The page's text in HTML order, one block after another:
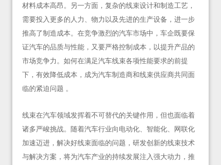
材料成本高昂。另一方面，复杂的线束设计和制造工艺，
需要投入更多的人力、物力以及先进的生产设备，进一步
推高了制造成本。在竞争激烈的汽车市场中，车企既要保
证汽车的品质与性能，又要严格控制成本，以提升产品的
市场竞争力。如何在满足汽车线束各项性能要求的前提
下，有效降低成本，成为汽车制造商和线束供应商共同面
临的紧迫问题 。
线束在汽车领域发挥着不可替代的关键作用，但也面临着
诸多严峻挑战。随着汽车行业向电动化、智能化、网联化
加速迈进，解决好线束面临的问题，研发创新的线束技术
与解决方案，将为汽车产业的持续发展注入强大动力，推